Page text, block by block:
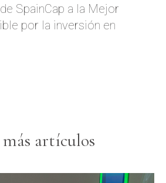
SpainCap a la Mejor
por la inversión en
artículos